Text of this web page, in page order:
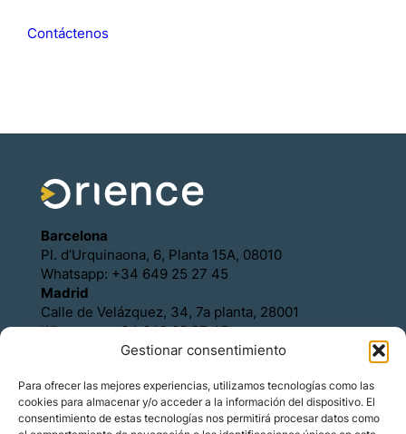
Gestionar consentimiento
Para ofrecer las mejores experiencias, utilizamos tecnologías como las
cookies para almacenar y/o acceder a la información del dispositivo. El
consentimiento de estas tecnologías nos permitirá procesar datos como
Contáctenos
Barcelona
Pl. d’Urquinaona, 6, Planta 15A, 08010
Whatsapp: +34 649 25 27 45
Madrid
Calle de Velázquez, 34, 7a planta, 28001
Whatsapp: +34 649 25 27 45
Política de Cookies
Aviso legal
Contacto
Asóciese con Orience